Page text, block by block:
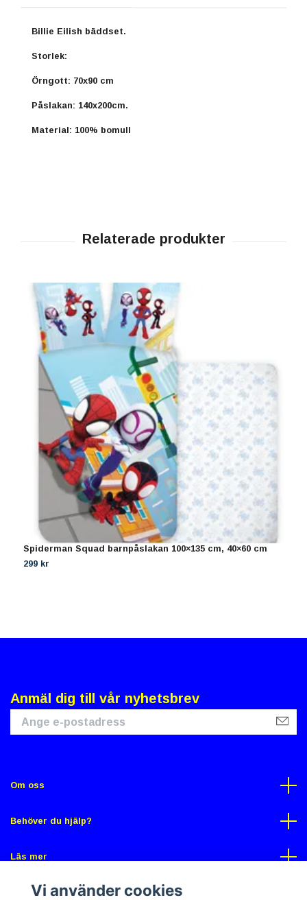
Billie Eilish bäddset.
Storlek:
Örngott: 70x90 cm
Påslakan: 140x200cm.
Material: 100% bomull
Spiderman Squad barnpåslakan 100×135 cm, 40×60 cm
299 kr
Anmäl dig till vår nyhetsbrev
Om oss
Behöver du hjälp?
Läs mer
Sociala medier
Vi använder cookies